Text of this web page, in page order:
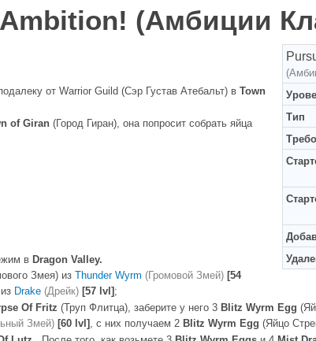
(Амбиции
Тип
от Warrior Guild (Сэр Густав Атебальт) в Town
of Giran (Город Гиран), она попросит собрать яйца
в Dragon Valley.
Змея) из Thunder Wyrm (Громовой Змей) [54
Drake (Дрейк) [57 lvl] ;
Of Fritz (Труп Флитца), заберите у него 3 Blitz Wyrm Egg
Змей) [60 lvl] , с них получаем 2 Blitz Wyrm Egg (Яйцо